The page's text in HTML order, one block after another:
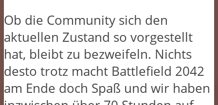
Ob die Community sich den
aktuellen Zustand so vorgestellt
hat, bleibt zu bezweifeln. Nichts
desto trotz macht Battlefield 2042
am Ende doch Spaß und wir haben